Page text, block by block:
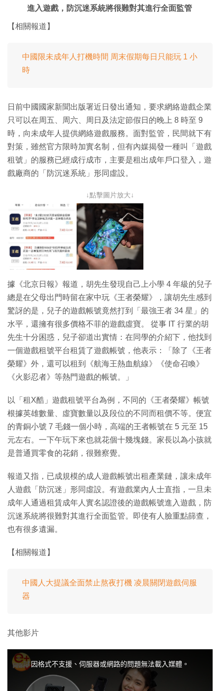
進入遊戲，防沉迷系統將很難對其進行全面監管
【相關報道】
中國限未成年人打機時間 周末假期每日只能玩 1 小
時
日前中國國家新聞出版署近日發出通知，要求網絡遊戲企業
只可以在周五、周六、周日及法定節假日的晚上 8 時至 9
時，向未成年人提供網絡遊戲服務。面對監管，民間就下有
對策，雖然官方限時加實名制，但有內媒揭發一種叫「遊戲
租號」的服務已經成行成市，主要是租出成年戶口登入，遊
戲廠商的「防沉迷系統」形同虛設。
↓點擊圖片放大↓
據《北京日報》報道，胡先生發現自己上小學 4 年級的兒子
總是在父母出門時留在家中玩《王者榮耀》，讓胡先生感到
驚訝的是，兒子的遊戲帳號竟然打到「最強王者 34 星」的
水平，還擁有很多價格不菲的遊戲虛寶。 從事 IT 行業的胡
先生十分困惑，兒子卻道出實情：在同學的介紹下，他找到
一個遊戲租號平台租賃了遊戲帳號，他表示：「除了《王者
榮耀》外，還可以租到《航海王熱血航線》《使命召喚》
《火影忍者》等熱門遊戲的帳號。」
以「租X酷」遊戲租號平台為例，不同的《王者榮耀》帳號
根據英雄數量、虛寶數量以及段位的不同而租價不等。便宜
的青銅小號 7 毛錢一個小時，高端的王者帳號在 5 元至 15
元左右。一下午玩下來也就花個十幾塊錢。家長以為小孩就
是普通買零食的花銷，很難察覺。
報道又指，已成規模的成人遊戲帳號出租產業鏈，讓未成年
人遊戲「防沉迷」形同虛設。有遊戲業內人士直指，一旦未
成年人通過租賃成年人實名認證後的遊戲帳號進入遊戲，防
沉迷系統將很難對其進行全面監管。即使有人臉重點篩查，
也有很多遺漏。
【相關報道】
中國人大提議全面禁止熬夜打機 凌晨關閉遊戲伺服
器
其他影片
因格式不支援、伺服器或網路的問題無法載入媒體。